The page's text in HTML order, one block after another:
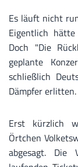
Es läuft nicht
Eigentlich
Doch "Die
geplante
schließlich
Dämpfer erlitten.
Erst kürzlich
Örtchen
abgesagt. Die